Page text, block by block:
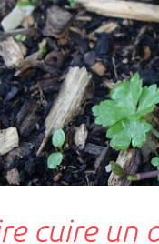
cuire un